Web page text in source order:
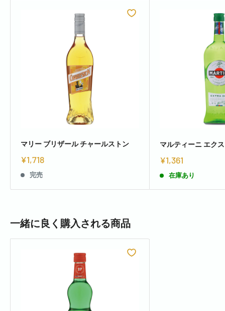
マリー ブリザール チャールストン
¥1,718
完売
マルティーニ エク
¥1,361
在庫あり
一緒に良く購入される商品